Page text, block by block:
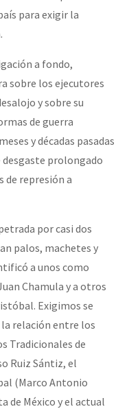
para exigir la
a fondo,
sobre los ejecutores
y sobre su
de guerra
y décadas pasadas
desgaste prolongado
de represión a
por casi dos
palos, machetes y
a unos como
Chamula y a otros
Exigimos se
relación entre los
Tradicionales de
Ruiz Sántiz, el
(Marco Antonio
de México y el actual